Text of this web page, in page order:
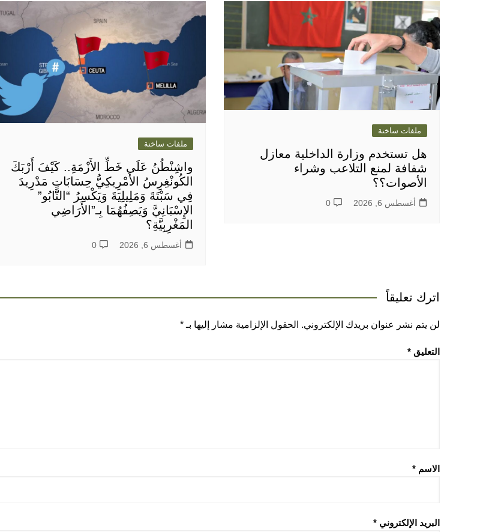
ملفات ساخنة
هل تستخدم وزارة الداخلية معازل
شفافة لمنع التلاعب وشراء
الأصوات؟؟
أغسطس 6, 2026 0
ملفات ساخنة
واشِنْطُنُ عَلَى خَطِّ الأَزْمَةِ.. كَيْفَ أَرْبَكَ
الكُونْغِرِسُ الأَمْرِيكِيُّ حِسَابَاتِ مَدْرِيدَ
فِي سَبْتَةَ وَمَلِيلِيَةَ وَيَكْسِرُ “التَّابُو”
الإِسْبَانِيَّ وَيَصِفُهُمَا بِـ”الأَرَاضِي
المَغْرِبِيَّةِ؟
أغسطس 6, 2026 0
اترك تعليقاً
لن يتم نشر عنوان بريدك الإلكتروني. الحقول الإلزامية مشار إليها بـ *
التعليق *
الاسم *
البريد الإلكتروني *